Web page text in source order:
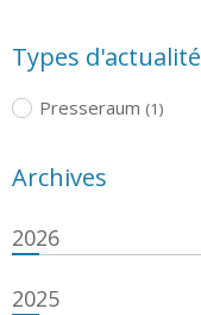
Types d'actualité
Presseraum (1)
Archives
2026
2025